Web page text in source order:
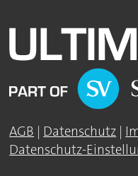
AGB | Datenschutz |
Datenschutz-